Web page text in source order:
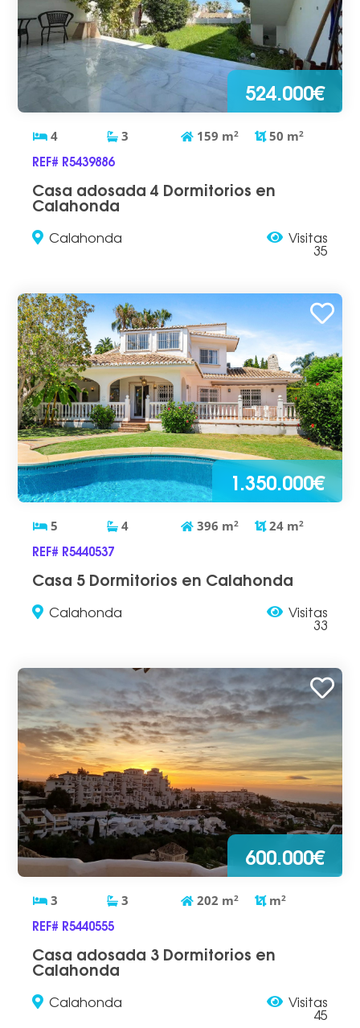
524.000€
4 3 159 m2 50 m2
REF# R5439886
Casa adosada 4 Dormitorios en
Calahonda
Calahonda Visitas
35
1.350.000€
5 4 396 m2 24 m2
REF# R5440537
Casa 5 Dormitorios en Calahonda
Calahonda Visitas
33
600.000€
3 3 202 m2 m2
REF# R5440555
Casa adosada 3 Dormitorios en
Calahonda
Calahonda Visitas
45